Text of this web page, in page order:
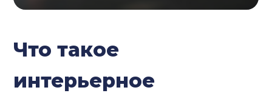
Что такое
интерьерное